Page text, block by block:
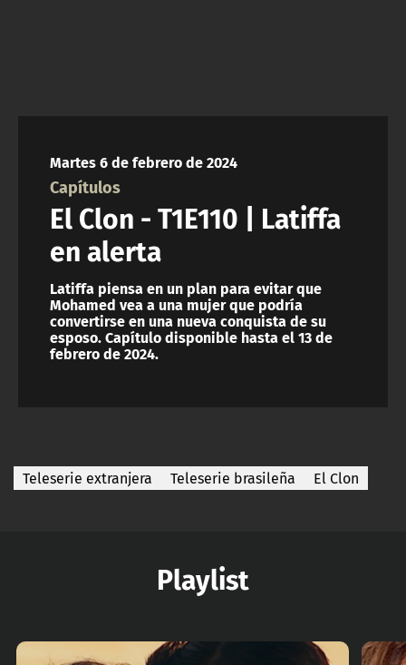
Martes 6 de febrero de 2024
Capítulos
El Clon - T1E110 | Latiffa
en alerta
Latiffa piensa en un plan para evitar que
Mohamed vea a una mujer que podría
convertirse en una nueva conquista de su
esposo. Capítulo disponible hasta el 13 de
febrero de 2024.
Teleserie extranjera Teleserie brasileña El Clon
Playlist